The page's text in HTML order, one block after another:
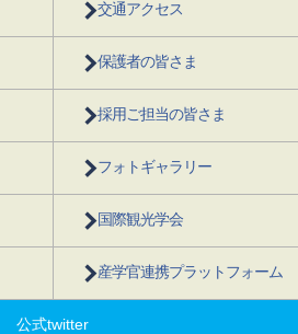
交通アクセス
保護者の皆さま
採用ご担当の皆さま
フォトギャラリー
国際観光学会
産学官連携プラットフォーム
公式twitter